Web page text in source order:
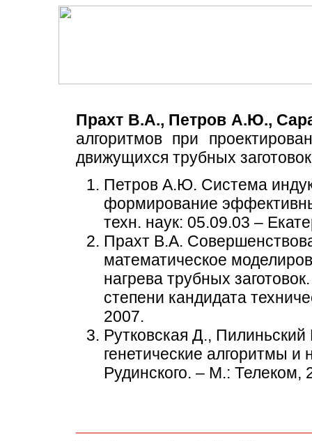
Прахт В.А., Петров А.Ю.,
алгоритмов при
движущихся трубных заготовок
Петров А.Ю. Система
формирование
техн. наук: 05.09.03 –
Прахт В.А.
математическое
нагрева трубных
степени кандидата
2007.
Рутковская Д.,
генетические алгоритмы
Рудинского. – М.: Телеком,